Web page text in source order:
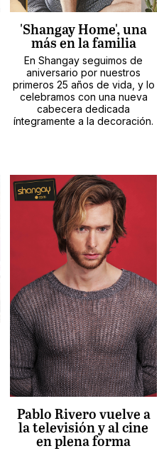
'Shangay Home', una
más en la familia
En Shangay seguimos de
aniversario por nuestros
primeros 25 años de vida, y lo
celebramos con una nueva
cabecera dedicada
íntegramente a la decoración.
Pablo Rivero vuelve a
la televisión y al cine
en plena forma